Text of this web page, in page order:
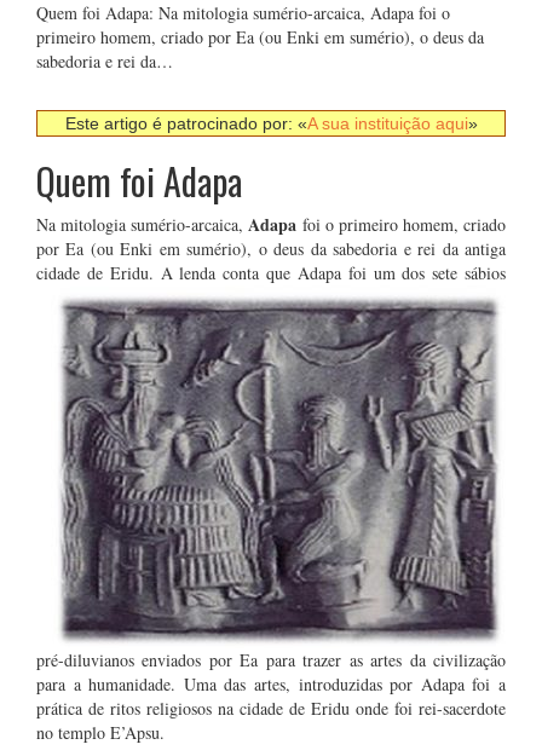
Quem foi Adapa: Na mitologia sumério-arcaica, Adapa foi o
primeiro homem, criado por Ea (ou Enki em sumério), o deus da
sabedoria e rei da…
Este artigo é patrocinado por: «A sua instituição aqui»
Quem foi Adapa
Na mitologia sumério-arcaica,Adapa foi o primeiro homem, criado
por Ea (ou Enki em sumério), o deus da sabedoria e rei da antiga
cidade de Eridu. A lenda conta que Adapafoi um dos sete sábios
pré-diluvianos enviados por Ea para trazer as artes da civilização
para a humanidade. Uma das artes, introduzidas por Adapa foi a
prática de ritos religiosos na cidade de Eridu onde foi rei-sacerdote
no templo E’Apsu.